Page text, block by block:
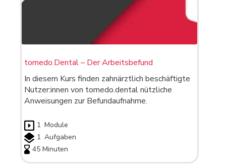
tomedo.Dental – Der Arbeitsbefund
In diesem Kurs finden zahnärztlich beschäftigte
Nutzer:innen von tomedo.dental nützliche
Anweisungen zur Befundaufnahme.
1 Module
1 Aufgaben
45 Minuten